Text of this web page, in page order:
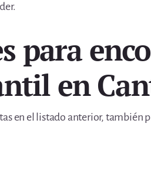
para
en
en el listado anterior,